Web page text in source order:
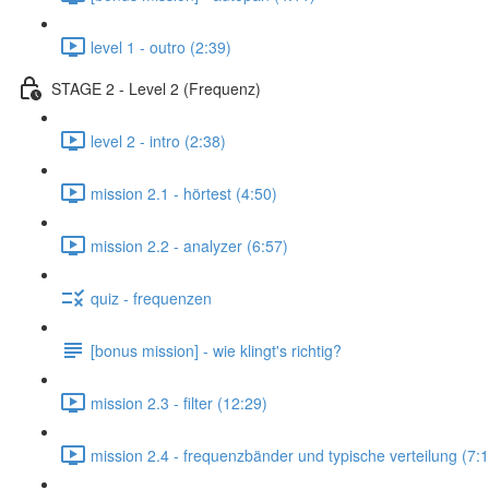
level 1 - outro (2:39)
STAGE 2 - Level 2 (Frequenz)
level 2 - intro (2:38)
mission 2.1 - hörtest (4:50)
mission 2.2 - analyzer (6:57)
quiz - frequenzen
[bonus mission] - wie klingt's richtig?
mission 2.3 - filter (12:29)
mission 2.4 - frequenzbänder und typische verteilung